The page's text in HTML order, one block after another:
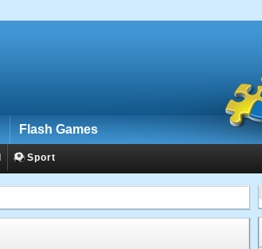
Flash Games
Sport